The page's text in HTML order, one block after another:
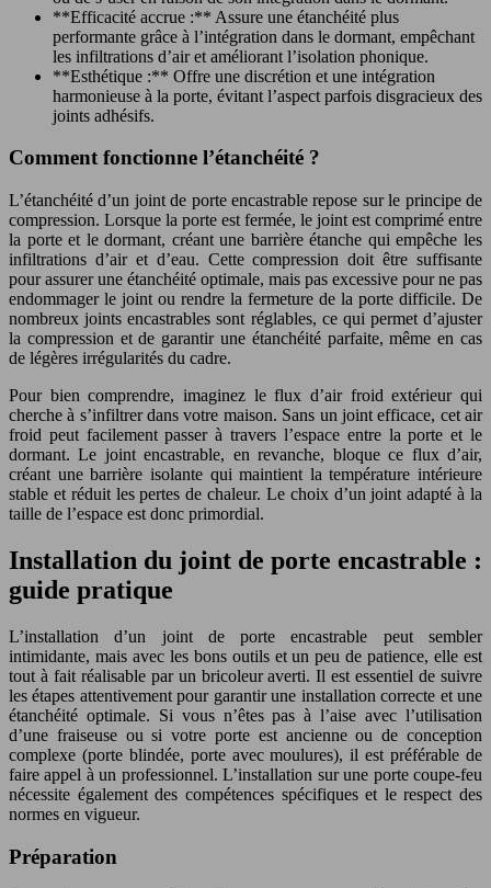
**Efficacité accrue :** Assure une étanchéité plus
performante grâce à l’intégration dans le dormant, empêchant
les infiltrations d’air et améliorant l’isolation phonique.
**Esthétique :** Offre une discrétion et une intégration
harmonieuse à la porte, évitant l’aspect parfois disgracieux des
joints adhésifs.
Comment fonctionne l’étanchéité ?
L’étanchéité d’un joint de porte encastrable repose sur le principe de
compression. Lorsque la porte est fermée, le joint est comprimé entre
la porte et le dormant, créant une barrière étanche qui empêche les
infiltrations d’air et d’eau. Cette compression doit être suffisante
pour assurer une étanchéité optimale, mais pas excessive pour ne pas
endommager le joint ou rendre la fermeture de la porte difficile. De
nombreux joints encastrables sont réglables, ce qui permet d’ajuster
la compression et de garantir une étanchéité parfaite, même en cas
de légères irrégularités du cadre.
Pour bien comprendre, imaginez le flux d’air froid extérieur qui
cherche à s’infiltrer dans votre maison. Sans un joint efficace, cet air
froid peut facilement passer à travers l’espace entre la porte et le
dormant. Le joint encastrable, en revanche, bloque ce flux d’air,
créant une barrière isolante qui maintient la température intérieure
stable et réduit les pertes de chaleur. Le choix d’un joint adapté à la
taille de l’espace est donc primordial.
Installation du joint de porte encastrable :
guide pratique
L’installation d’un joint de porte encastrable peut sembler
intimidante, mais avec les bons outils et un peu de patience, elle est
tout à fait réalisable par un bricoleur averti. Il est essentiel de suivre
les étapes attentivement pour garantir une installation correcte et une
étanchéité optimale. Si vous n’êtes pas à l’aise avec l’utilisation
d’une fraiseuse ou si votre porte est ancienne ou de conception
complexe (porte blindée, porte avec moulures), il est préférable de
faire appel à un professionnel. L’installation sur une porte coupe-feu
nécessite également des compétences spécifiques et le respect des
normes en vigueur.
Préparation